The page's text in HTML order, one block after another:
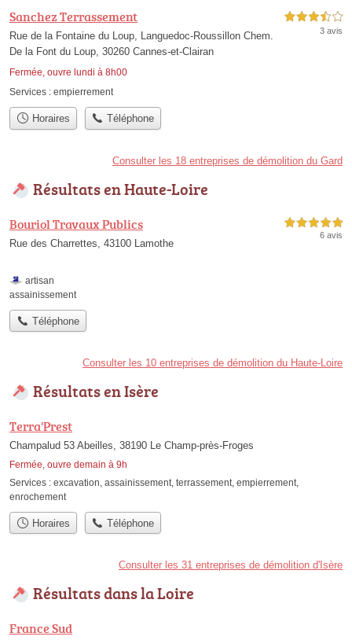
Sanchez Terrassement
Rue de la Fontaine du Loup, Languedoc-Roussillon Chem.
De la Font du Loup, 30260 Cannes-et-Clairan
Fermée, ouvre lundi à 8h00
3,5 étoiles sur 5
3 avis
Services : empierrement
Horaires Téléphone
Consulter les 18 entreprises de démolition du Gard
Résultats en Haute-Loire
Bouriol Travaux Publics
Rue des Charrettes, 43100 Lamothe
5,0 étoiles sur 5
6 avis
artisan
assainissement
Téléphone
Consulter les 10 entreprises de démolition du Haute-Loire
Résultats en Isère
Terra'Prest
Champalud 53 Abeilles, 38190 Le Champ-près-Froges
Fermée, ouvre demain à 9h
Services : excavation, assainissement, terrassement, empierrement,
enrochement
Horaires Téléphone
Consulter les 31 entreprises de démolition d'Isère
Résultats dans la Loire
France Sud